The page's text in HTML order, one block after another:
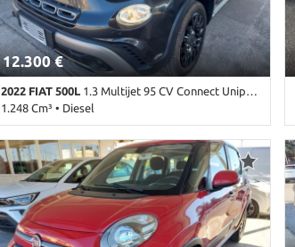
Sedile posteriore sdoppiato • Sensori di
parcheggio posteriori • Servosterzo • Start/Stop
Automatico • USB • Volante in pelle
12.300 €
2022 FIAT 500L 1.3 Multijet 95 CV Connect Unip. Fattur. legge 104
1.248 Cm³ • Diesel
120.000 Km • Cambio Manuale (5) • Antracite
metallizzato • 5 Porte • ABS • Airbag • Airbag
laterali • Airbag Passeggero • Airbag testa •
Alzacristalli elettrici • Autoradio • Bluetooth •
Chiusura centralizzata • Climatizzatore •
Controllo trazione • Cruise Control • ESP •
Immobilizzatore elettronico • Sedile posteriore